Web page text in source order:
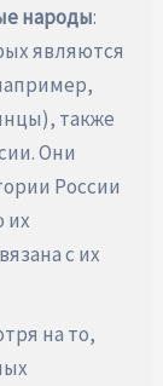
народы:
являются
также
Они
России
их
с их
на то,